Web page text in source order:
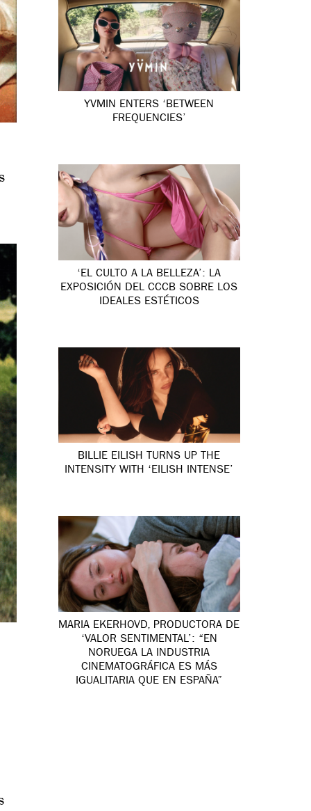
YVMIN ENTERS ‘BETWEEN
FREQUENCIES’
‘EL CULTO A LA BELLEZA’: LA
EXPOSICIÓN DEL CCCB SOBRE LOS
IDEALES ESTÉTICOS
BILLIE EILISH TURNS UP THE
INTENSITY WITH ‘EILISH INTENSE’
MARIA EKERHOVD, PRODUCTORA DE
‘VALOR SENTIMENTAL’: “EN
NORUEGA LA INDUSTRIA
CINEMATOGRÁFICA ES MÁS
IGUALITARIA QUE EN ESPAÑA”